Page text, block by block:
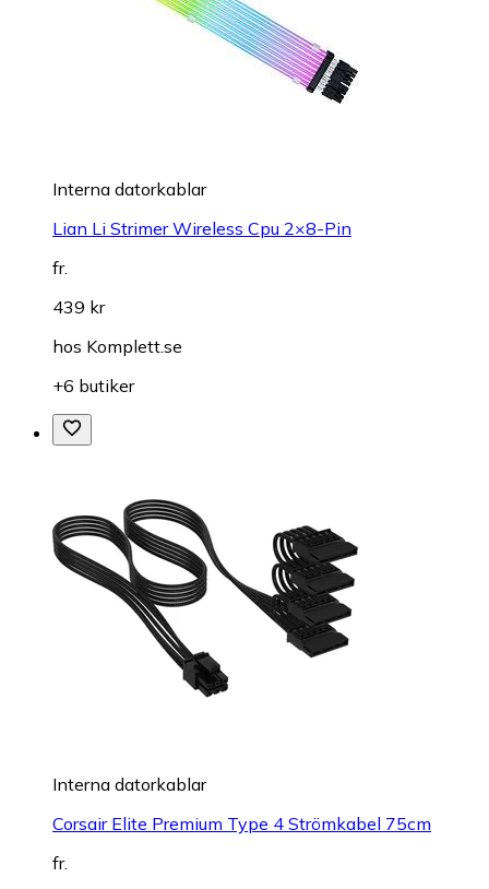
Interna datorkablar
Lian Li Strimer Wireless Cpu 2×8-Pin
fr.
439 kr
hos Komplett.se
+6 butiker
Interna datorkablar
Corsair Elite Premium Type 4 Strömkabel 75cm
fr.